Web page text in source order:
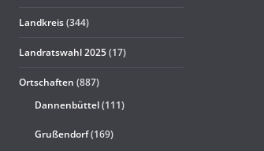
Landkreis(344)
Landratswahl 2025(17)
Ortschaften (887)
Dannenbüttel(111)
Grußendorf(169)